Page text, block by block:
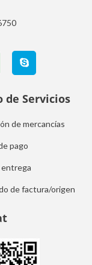
de Servicios
de mercancías
pago
de factura/origen